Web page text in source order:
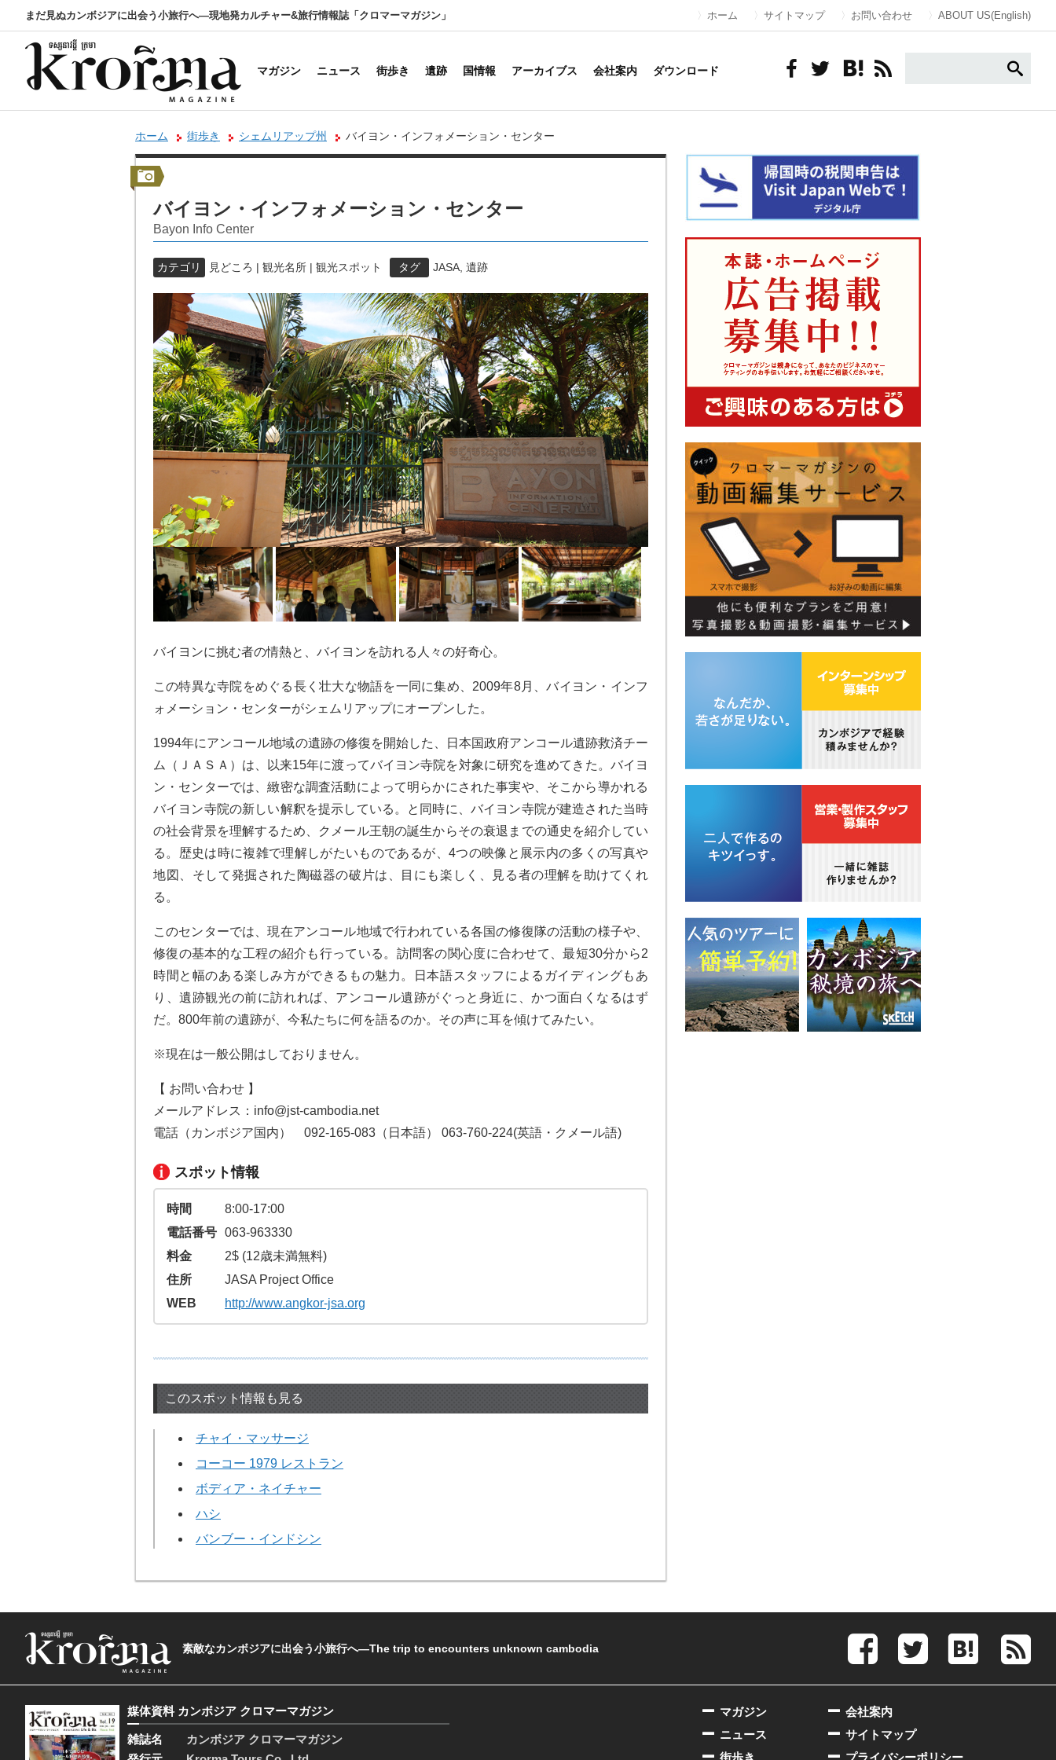
まだ見ぬカンボジアに出会う小旅行へ―現地発カルチャー&旅行情報誌「クロマーマガジン」 ホーム サイトマップ お問い合わせ ABOUT US(English)
マガジン ニュース 街歩き 遺跡 国情報 アーカイブス 会社案内 ダウンロード
ホーム 街歩き シェムリアップ州 バイヨン・インフォメーション・センター
バイヨン・インフォメーション・センター
Bayon Info Center
カテゴリ 見どころ | 観光名所 | 観光スポット タグ JASA 遺跡
バイヨンに挑む者の情熱と、バイヨンを訪れる人々の好奇心。
この特異な寺院をめぐる長く壮大な物語を一同に集め、2009年8月、バイヨン・インフ
ォメーション・センターがシェムリアップにオープンした。
1994年にアンコール地域の遺跡の修復を開始した、日本国政府アンコール遺跡救済チー
ム（ＪＡＳＡ）は、以来15年に渡ってバイヨン寺院を対象に研究を進めてきた。バイヨ
ン・センターでは、緻密な調査活動によって明らかにされた事実や、そこから導かれる
バイヨン寺院の新しい解釈を提示している。と同時に、バイヨン寺院が建造された当時
の社会背景を理解するため、クメール王朝の誕生からその衰退までの通史を紹介してい
る。歴史は時に複雑で理解しがたいものであるが、4つの映像と展示内の多くの写真や
地図、そして発掘された陶磁器の破片は、目にも楽しく、見る者の理解を助けてくれ
る。
このセンターでは、現在アンコール地域で行われている各国の修復隊の活動の様子や、
修復の基本的な工程の紹介も行っている。訪問客の関心度に合わせて、最短30分から2
時間と幅のある楽しみ方ができるもの魅力。日本語スタッフによるガイディングもあ
り、遺跡観光の前に訪れれば、アンコール遺跡がぐっと身近に、かつ面白くなるはず
だ。800年前の遺跡が、今私たちに何を語るのか。その声に耳を傾けてみたい。
※現在は一般公開はしておりません。
【 お問い合わせ 】
メールアドレス：info@jst-cambodia.net
電話（カンボジア国内）　092-165-083（日本語） 063-760-224(英語・クメール語)
スポット情報
時間
8:00-17:00
電話番号 063-963330
料金
2$ (12歳未満無料)
住所
JASA Project Office
WEB
http://www.angkor-jsa.org
このスポット情報も見る
チャイ・マッサージ
コーコー 1979 レストラン
ボディア・ネイチャー
ハシ
バンブー・インドシン
素敵なカンボジアに出会う小旅行へ―The trip to encounters unknown cambodia
媒体資料 カンボジア クロマーマガジン
雑誌名
カンボジア クロマーマガジン
会社案内
サイトマップ
プライバシーポリシー
マガジン
ニュース
街歩き